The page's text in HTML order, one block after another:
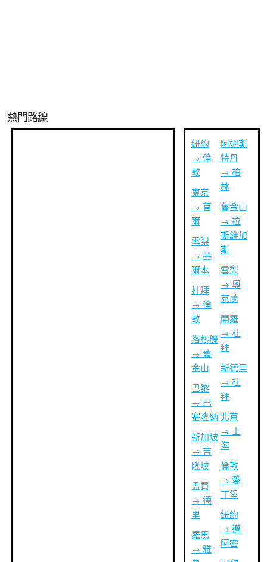
熱門路線
紐約
→ 倫
敦
東京
→ 首
爾
雪梨
→ 墨
爾本
杜拜
→ 倫
敦
洛杉磯
→ 舊
金山
巴黎
→ 巴
塞隆納
新加坡
→ 吉
隆坡
孟買
→ 德
里
羅馬
→ 雅
阿姆斯
特丹
→ 柏
林
舊金山
→ 拉
斯維加
斯
雪梨
→ 奧
克蘭
開羅
→ 杜
拜
新德里
→ 杜
拜
北京
→ 上
海
倫敦
→ 愛
丁堡
紐約
→ 邁
阿密